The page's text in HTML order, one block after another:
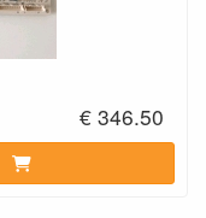
€ 346.50